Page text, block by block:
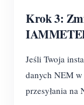
Krok 3:
Jeśli Twoja
danych NEM
przesyłania